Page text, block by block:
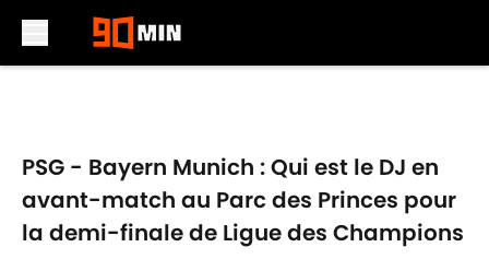
PSG - Bayern Munich : Qui est le DJ en
avant-match au Parc des Princes pour
la demi-finale de Ligue des Champions